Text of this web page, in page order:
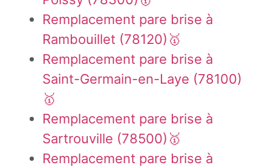
Remplacement pare brise à
Rambouillet (78120)🥇
Remplacement pare brise à
Saint-Germain-en-Laye (78100)
🥇
Remplacement pare brise à
Sartrouville (78500)🥇
Remplacement pare brise à